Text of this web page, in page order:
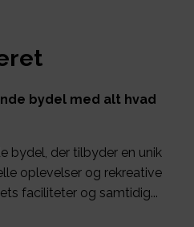
bydel med alt hvad
bydel, der tilbyder en unik
oplevelser og rekreative
faciliteter og samtidig...